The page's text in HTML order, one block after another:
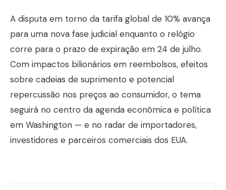
A disputa em torno da tarifa global de 10% avança
para uma nova fase judicial enquanto o relógio
corre para o prazo de expiração em 24 de julho.
Com impactos bilionários em reembolsos, efeitos
sobre cadeias de suprimento e potencial
repercussão nos preços ao consumidor, o tema
seguirá no centro da agenda econômica e política
em Washington — e no radar de importadores,
investidores e parceiros comerciais dos EUA.